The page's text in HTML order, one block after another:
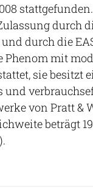
durch
und durch die
Phenom mit
sie besitzt
und
von Pratt &
beträgt